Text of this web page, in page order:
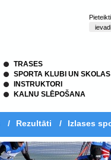
TRASES
SPORTA KLUBI UN SKOLAS
INSTRUKTORI
KALNU SLĒPOŠANA
/ Rezultāti / Izlases